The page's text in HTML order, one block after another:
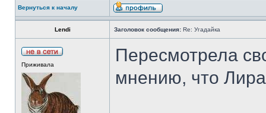
Вернуться к началу
Lendi Заголовок сообщения: Re: Угадайка
Приживала
Пересмотрела
мнению, что